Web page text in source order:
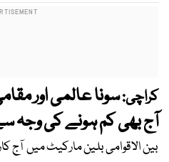
کراچی:سونا عالمی اور
آج بھی کم ہونے کی وجہ
بین الاقوامی بلین مارکیٹ میں